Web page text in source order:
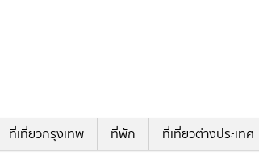
ที่เที่ยวกรุงเทพ ที่พัก ที่เที่ยวต่างประเทศ